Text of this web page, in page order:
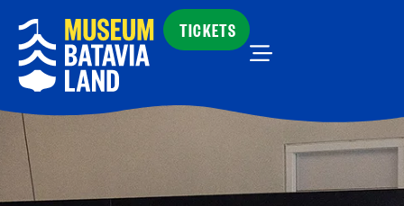
TICKETS